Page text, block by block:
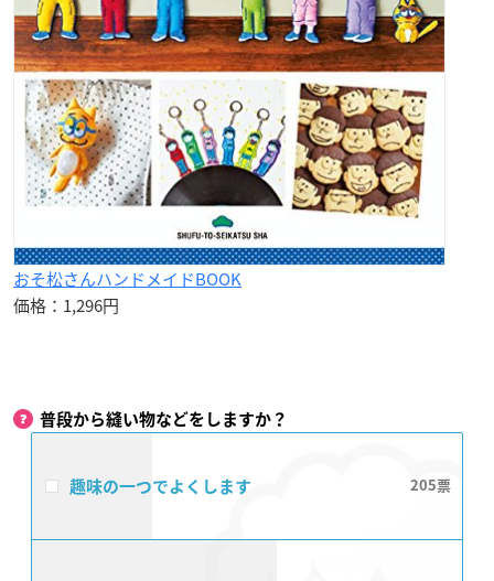
おそ松さんハンドメイドBOOK
価格：1,296円
普段から縫い物などをしますか？
趣味の一つでよくします 205